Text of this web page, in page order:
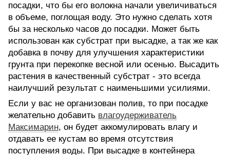
посадки, что бы его волокна начали увеличиваться
в объеме, поглощая воду. Это нужно сделать хотя
бы за несколько часов до посадки. Может быть
использован как субстрат при высадке, а так же как
добавка в почву для улучшения характеристики
грунта при перекопке весной или осенью. Высадить
растения в качественный субстрат - это всегда
наилучший результат с наименьшими усилиями.
Если у вас не организован полив, то при посадке
желательно добавить влагоудерживатель
Максимарин, он будет аккомулировать влагу и
отдавать ее кустам во время отсутствия
поступления воды. При высадке в контейнера